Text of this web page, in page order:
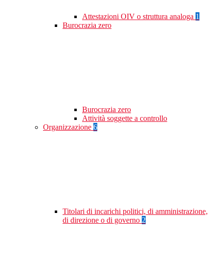
Attestazioni OIV o struttura analoga 1
Burocrazia zero
Burocrazia zero
Attività soggette a controllo
Organizzazione 6
Titolari di incarichi politici, di amministrazione,
di direzione o di governo 2